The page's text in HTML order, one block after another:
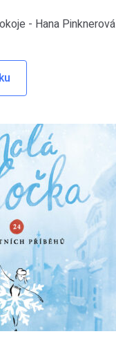
- Hana Pinknerová